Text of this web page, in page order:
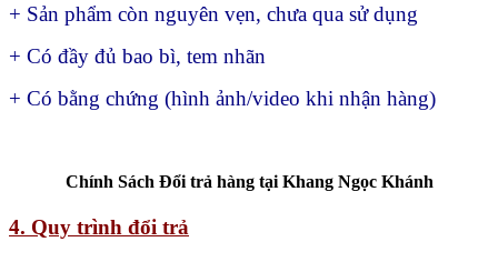
+ Sản phẩm còn nguyên vẹn, chưa qua sử dụng
+ Có đầy đủ bao bì, tem nhãn
+ Có bằng chứng (hình ảnh/video khi nhận hàng)
Chính Sách Đổi trả hàng tại Khang Ngọc Khánh
4. Quy trình đổi trả